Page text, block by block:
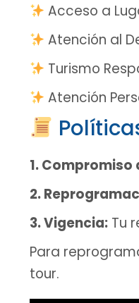
Acceso a
Atención al
Turismo
Atención
1.
2.
3. Vigencia: Tu
Para
tour.